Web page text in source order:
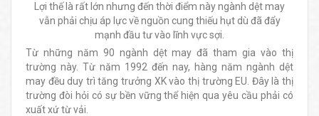
Lợi thế là rất lớn nhưng đến thời điểm này ngành dệt may
vẫn phải chịu áp lực về nguồn cung thiếu hụt dù đã đẩy
mạnh đầu tư vào lĩnh vực sợi.
Từ những năm 90 ngành dệt may đã tham gia vào thị
trường này. Từ năm 1992 đến nay, hàng năm ngành dệt
may đều duy trì tăng trưởng XK vào thị trường EU. Đây là thị
trường đòi hỏi có sự bền vững thể hiện qua yêu cầu phải có
xuất xứ từ vải.